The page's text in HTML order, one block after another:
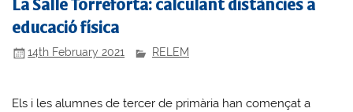
La Salle Torreforta: calculant distàncies a
educació física
14th February 2021 RELEM
Els i les alumnes de tercer de primària han començat a